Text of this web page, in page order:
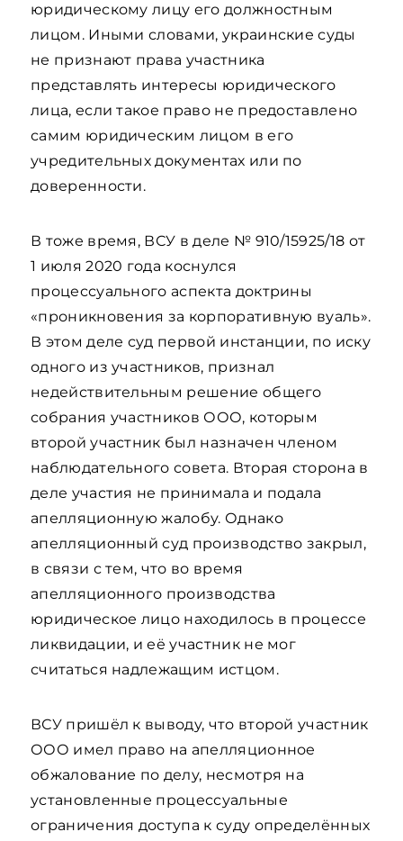
юридическому лицу его должностным
лицом. Иными словами, украинские суды
не признают права участника
представлять интересы юридического
лица, если такое право не предоставлено
самим юридическим лицом в его
учредительных документах или по
доверенности.
В тоже время, ВСУ в деле № 910/15925/18 от
1 июля 2020 года коснулся
процессуального аспекта доктрины
«проникновения за корпоративную вуаль».
В этом деле суд первой инстанции, по иску
одного из участников, признал
недействительным решение общего
собрания участников ООО, которым
второй участник был назначен членом
наблюдательного совета. Вторая сторона в
деле участия не принимала и подала
апелляционную жалобу. Однако
апелляционный суд производство закрыл,
в связи с тем, что во время
апелляционного производства
юридическое лицо находилось в процессе
ликвидации, и её участник не мог
считаться надлежащим истцом.
ВСУ пришёл к выводу, что второй участник
ООО имел право на апелляционное
обжалование по делу, несмотря на
установленные процессуальные
ограничения доступа к суду определённых